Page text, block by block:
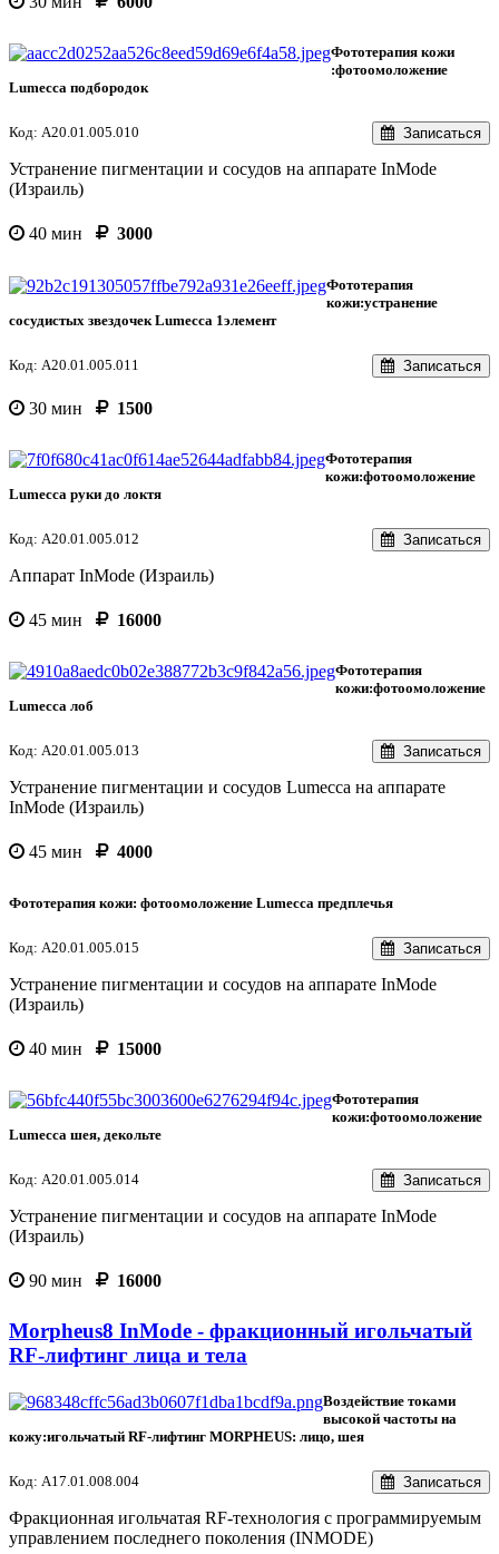
Фототерапия кожи
:фотоомоложение
Lumecca подбородок
Код: А20.01.005.010 Записаться
Устранение пигментации и сосудов на аппарате InMode
(Израиль)
40 мин 3000
Фототерапия
кожи:устранение
сосудистых звездочек Lumecca 1элемент
Код: А20.01.005.011 Записаться
30 мин 1500
Фототерапия
кожи:фотоомоложение
Lumecca руки до локтя
Код: А20.01.005.012 Записаться
Аппарат InMode (Израиль)
45 мин 16000
Фототерапия
кожи:фотоомоложение
Lumecca лоб
Код: А20.01.005.013 Записаться
Устранение пигментации и сосудов Lumecca на аппарате
InMode (Израиль)
45 мин 4000
Фототерапия кожи: фотоомоложение Lumecca предплечья
Код: А20.01.005.015 Записаться
Устранение пигментации и сосудов на аппарате InMode
(Израиль)
40 мин 15000
Фототерапия
кожи:фотоомоложение
Lumecca шея, декольте
Код: А20.01.005.014 Записаться
Устранение пигментации и сосудов на аппарате InMode
(Израиль)
90 мин 16000
Morpheus8 InMode - фракционный игольчатый
RF-лифтинг лица и тела
Воздействие токами
высокой частоты на
кожу:игольчатый RF-лифтинг MORPHEUS: лицо, шея
Код: А17.01.008.004 Записаться
Фракционная игольчатая RF-технология с программируемым
управлением последнего поколения (INMODE)